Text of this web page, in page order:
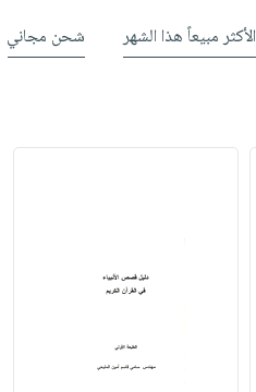
الأكثر مبيعاً هذا الشهر شحن مجاني